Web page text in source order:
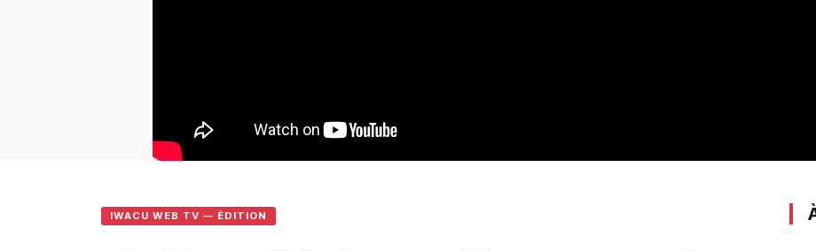
IWACU WEB TV — ÉDITION